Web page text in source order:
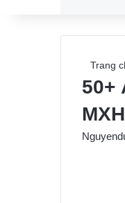
Trang
50+
MXH